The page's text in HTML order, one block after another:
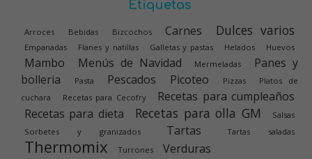
Etiquetas
Arroces Bebidas Bizcochos Carnes Dulces varios
Empanadas Flanes y natillas Galletas y pastas Helados Huevos
Mambo Menús de Navidad Mermeladas
Panes y
bolleria
Pasta Pescados Picoteo Pizzas
Platos de
cuchara
Recetas para Cecofry
Recetas para cumpleaños
Recetas para dieta
Recetas para olla GM
Salsas
Sorbetes y granizados
Tartas Tartas saladas
Thermomix Turrones Verduras